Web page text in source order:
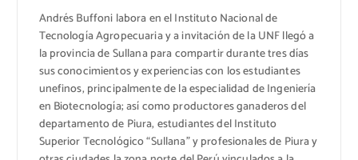
Andrés Buffoni labora en el Instituto Nacional de
Tecnología Agropecuaria y a invitación de la UNF llegó a
la provincia de Sullana para compartir durante tres días
sus conocimientos y experiencias con los estudiantes
unefinos, principalmente de la especialidad de Ingeniería
en Biotecnología; así como productores ganaderos del
departamento de Piura, estudiantes del Instituto
Superior Tecnológico “Sullana” y profesionales de Piura y